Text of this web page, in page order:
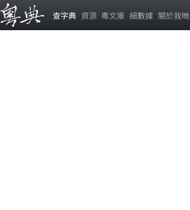
查字典 資源 粵文庫 細數據 關於我哋